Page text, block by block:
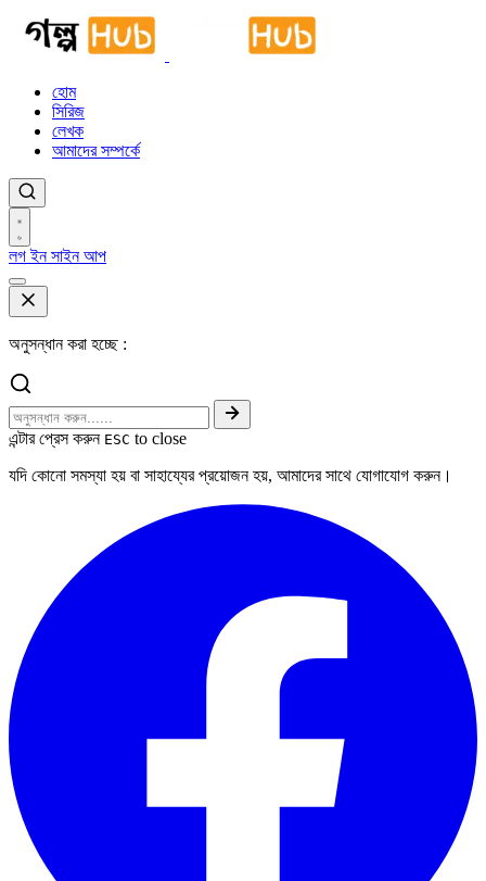
হোম
সিরিজ
লেখক
আমাদের সম্পর্কে
লগ ইনসাইন আপ
অনুসন্ধান করা হচ্ছে :
এন্টার প্রেস করুন ESC to close
যদি কোনো সমস্যা হয় বা সাহায্যের প্রয়োজন হয়, আমাদের সাথে যোগাযোগ করুন।